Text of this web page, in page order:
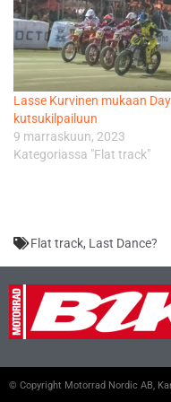
Lasse Kurvinen mukaan
kutsukilpailuun
9 marraskuun, 2023
Kategoriassa "Flat track"
Flat track, Last Dance?
© Copyright Motorrad Nordic AB,